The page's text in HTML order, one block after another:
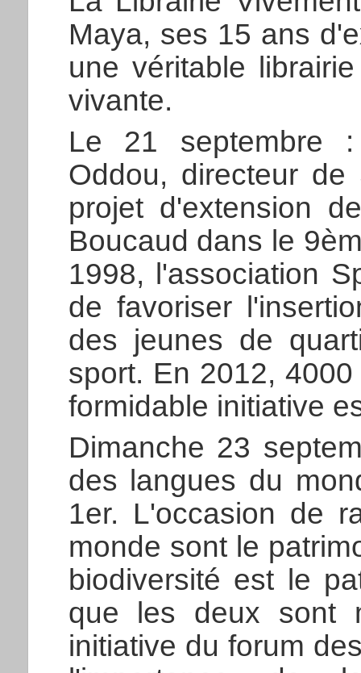
Maya, ses 15 ans
une véritable
vivante.
Le 21 septembre :
Oddou, directeur
projet d'extension
Boucaud dans le
1998, l'association
de favoriser
des jeunes de
sport. En 2012,
formidable initiative
Dimanche 23
des langues du
1er. L'occasion de
monde sont le
biodiversité est le
que les deux sont
initiative du forum